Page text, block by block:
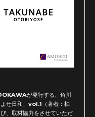
が発行する、角川
せ日和」vol.1（著者：柚
、取材協力をさせていただ